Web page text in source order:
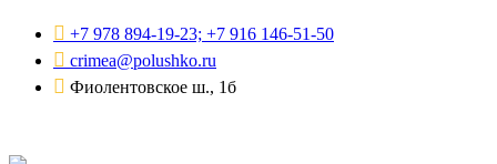
+7 978 894-19-23; +7 916 146-51-50
crimea@polushko.ru
Фиолентовское ш., 1б